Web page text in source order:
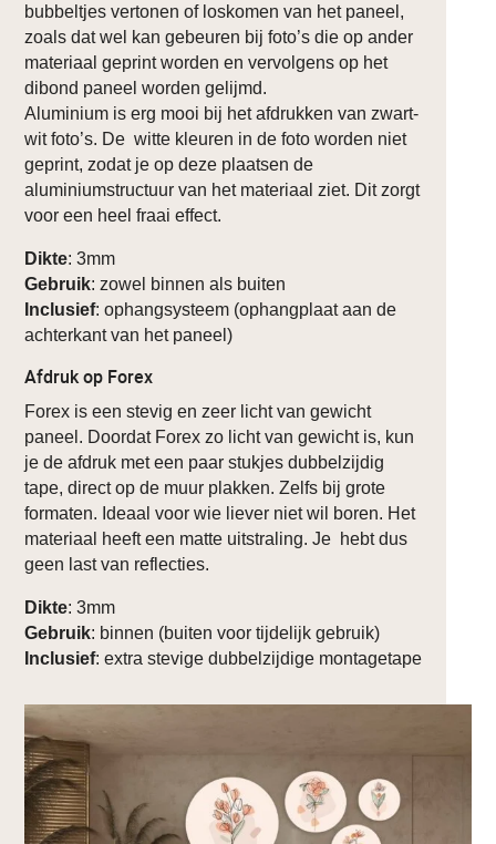
bubbeltjes vertonen of loskomen van het paneel,
zoals dat wel kan gebeuren bij foto’s die op ander
materiaal geprint worden en vervolgens op het
dibond paneel worden gelijmd.
Aluminium is erg mooi bij het afdrukken van zwart-
wit foto’s. De witte kleuren in de foto worden niet
geprint, zodat je op deze plaatsen de
aluminiumstructuur van het materiaal ziet. Dit zorgt
voor een heel fraai effect.
Dikte: 3mm
Gebruik: zowel binnen als buiten
Inclusief: ophangsysteem (ophangplaat aan de
achterkant van het paneel)
Afdruk op Forex
Forex is een stevig en zeer licht van gewicht
paneel. Doordat Forex zo licht van gewicht is, kun
je de afdruk met een paar stukjes dubbelzijdig
tape, direct op de muur plakken. Zelfs bij grote
formaten. Ideaal voor wie liever niet wil boren. Het
materiaal heeft een matte uitstraling. Je hebt dus
geen last van reflecties.
Dikte: 3mm
Gebruik: binnen (buiten voor tijdelijk gebruik)
Inclusief: extra stevige dubbelzijdige montagetape